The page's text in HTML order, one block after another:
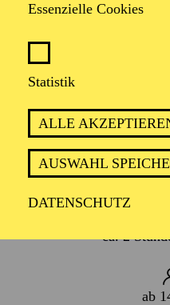
Essenzielle Cookies
Statistik
ALLE
AUSWAHL
DATENSCHUTZ
ca. 2
ab